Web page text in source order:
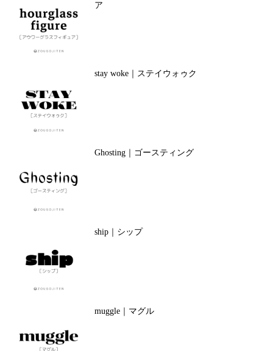
ア
stay woke｜ステイウォゥク
Ghosting｜ゴースティング
ship｜シップ
muggle｜マグル